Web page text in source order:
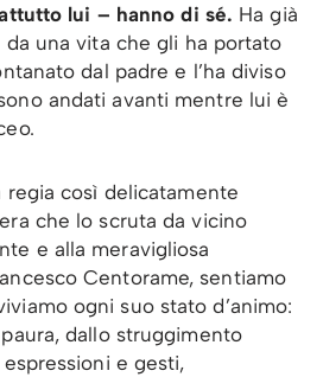
lui – hanno di sé. Ha già
una vita che gli ha portato
dal padre e l’ha diviso
andati avanti mentre lui è
regia così delicatamente
che lo scruta da vicino
e alla meravigliosa
Centorame, sentiamo
ogni suo stato d’animo:
dallo struggimento
e gesti,